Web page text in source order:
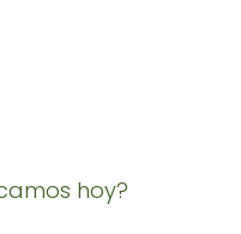
hoy?